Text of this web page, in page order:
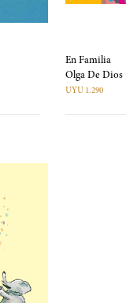
En Familia
Olga De Dios
UYU 1.290